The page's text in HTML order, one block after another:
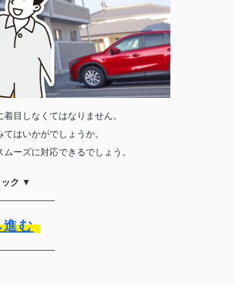
目しなくてはなりません。
はいかがでしょうか。
ーズに対応できるでしょう。
ック ▼
進む